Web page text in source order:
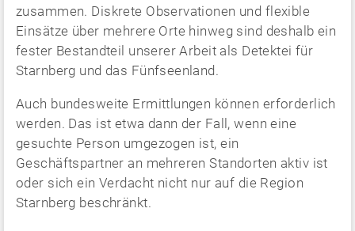
zusammen. Diskrete Observationen und flexible
Einsätze über mehrere Orte hinweg sind deshalb ein
fester Bestandteil unserer Arbeit als Detektei für
Starnberg und das Fünfseenland.
Auch bundesweite Ermittlungen können erforderlich
werden. Das ist etwa dann der Fall, wenn eine
gesuchte Person umgezogen ist, ein
Geschäftspartner an mehreren Standorten aktiv ist
oder sich ein Verdacht nicht nur auf die Region
Starnberg beschränkt.